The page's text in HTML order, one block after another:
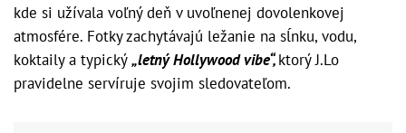
kde si užívala voľný deň v uvoľnenej dovolenkovej
atmosfére. Fotky zachytávajú ležanie na sĺnku, vodu,
koktaily a typický„letný Hollywood vibe“,ktorý J.Lo
pravidelne servíruje svojim sledovateľom.